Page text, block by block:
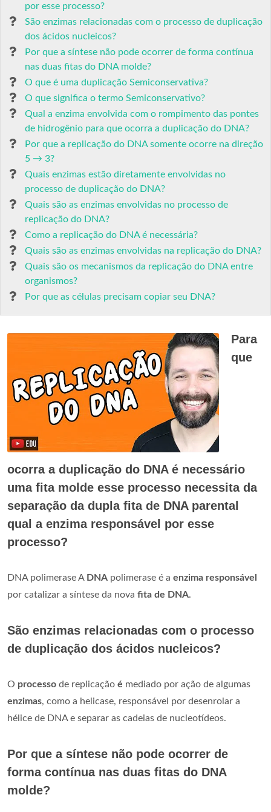
por esse processo?
São enzimas relacionadas com o processo de duplicação
dos ácidos nucleicos?
Por que a síntese não pode ocorrer de forma contínua
nas duas fitas do DNA molde?
O que é uma duplicação Semiconservativa?
O que significa o termo Semiconservativo?
Qual a enzima envolvida com o rompimento das pontes
de hidrogênio para que ocorra a duplicação do DNA?
Por que a replicação do DNA somente ocorre na direção
5 → 3?
Quais enzimas estão diretamente envolvidas no
processo de duplicação do DNA?
Quais são as enzimas envolvidas no processo de
replicação do DNA?
Como a replicação do DNA é necessária?
Quais são as enzimas envolvidas na replicação do DNA?
Quais são os mecanismos da replicação do DNA entre
organismos?
Por que as células precisam copiar seu DNA?
Para
que
ocorra a duplicação do DNA é necessário
uma fita molde esse processo necessita da
separação da dupla fita de DNA parental
qual a enzima responsável por esse
processo?
DNA polimerase A DNA polimerase é a enzima responsável
por catalizar a síntese da nova fita de DNA.
São enzimas relacionadas com o processo
de duplicação dos ácidos nucleicos?
O processo de replicação é mediado por ação de algumas
enzimas, como a helicase, responsável por desenrolar a
hélice de DNA e separar as cadeias de nucleotídeos.
Por que a síntese não pode ocorrer de
forma contínua nas duas fitas do DNA
molde?